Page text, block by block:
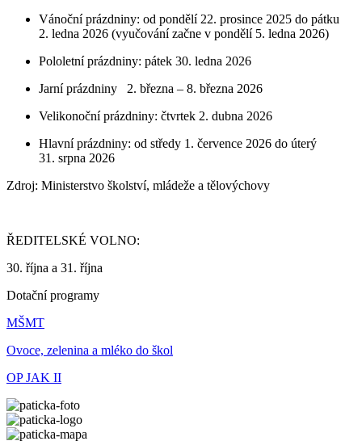
Vánoční prázdniny: od pondělí 22. prosince 2025 do pátku
2. ledna 2026 (vyučování začne v pondělí 5. ledna 2026)
Pololetní prázdniny: pátek 30. ledna 2026
Jarní prázdniny 2. března – 8. března 2026
Velikonoční prázdniny: čtvrtek 2. dubna 2026
Hlavní prázdniny: od středy 1. července 2026 do úterý
31. srpna 2026
Zdroj: Ministerstvo školství, mládeže a tělovýchovy
ŘEDITELSKÉ VOLNO:
30. října a 31. října
Dotační programy
MŠMT
Ovoce, zelenina a mléko do škol
OP JAK II